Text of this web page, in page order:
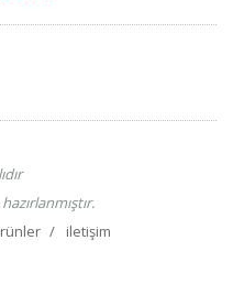
hazırlanmıştır.
iletişim